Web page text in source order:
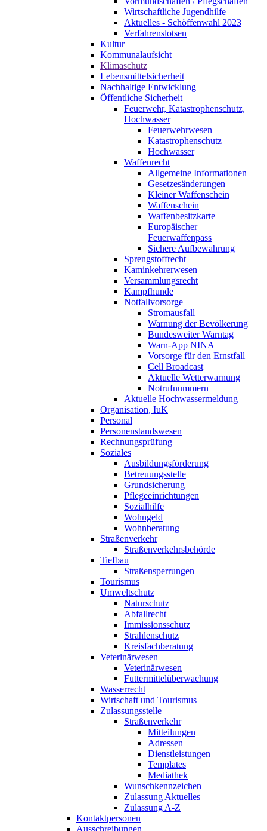
Wirtschaftliche Jugendhilfe
Aktuelles - Schöffenwahl 2023
Verfahrenslotsen
Kultur
Kommunalaufsicht
Klimaschutz
Lebensmittelsicherheit
Nachhaltige Entwicklung
Öffentliche Sicherheit
Feuerwehr, Katastrophenschutz,
Hochwasser
Feuerwehrwesen
Katastrophenschutz
Hochwasser
Waffenrecht
Allgemeine Informationen
Gesetzesänderungen
Kleiner Waffenschein
Waffenschein
Waffenbesitzkarte
Europäischer
Feuerwaffenpass
Sichere Aufbewahrung
Sprengstoffrecht
Kaminkehrerwesen
Versammlungsrecht
Kampfhunde
Notfallvorsorge
Stromausfall
Warnung der Bevölkerung
Bundesweiter Warntag
Warn-App NINA
Vorsorge für den Ernstfall
Cell Broadcast
Aktuelle Wetterwarnung
Notrufnummern
Aktuelle Hochwassermeldung
Organisation, IuK
Personal
Personenstandswesen
Rechnungsprüfung
Soziales
Ausbildungsförderung
Betreuungsstelle
Grundsicherung
Pflegeeinrichtungen
Sozialhilfe
Wohngeld
Wohnberatung
Straßenverkehr
Straßenverkehrsbehörde
Tiefbau
Straßensperrungen
Tourismus
Umweltschutz
Naturschutz
Abfallrecht
Immissionsschutz
Strahlenschutz
Kreisfachberatung
Veterinärwesen
Veterinärwesen
Futtermittelüberwachung
Wasserrecht
Wirtschaft und Tourismus
Zulassungsstelle
Straßenverkehr
Mitteilungen
Adressen
Dienstleistungen
Templates
Mediathek
Wunschkennzeichen
Zulassung Aktuelles
Zulassung A-Z
Kontaktpersonen
Ausschreibungen